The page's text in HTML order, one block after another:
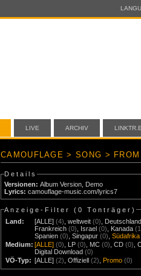
LIVE ARCHIV
CAMOUFLAGE > SONG >
Details
Versionen: Album Version, Demo
Lyrics: camouflage-music.com/lyrics7
Anzeige-Filter (0 Tonträger)
Land:
[ALLE] (4) ,weltweit (0) Deutschland
Frankreich (0) Israel (0) Kanada
Spanien (0) ,Singapur (0) ,Südafrika
Medium: [ALLE] (0) LP (0) MC (0) ,CD (0) ,
Digital Download (0)
VÖ-Typ: [ALLE] (2) ,Offiziell (2) Promo (0)